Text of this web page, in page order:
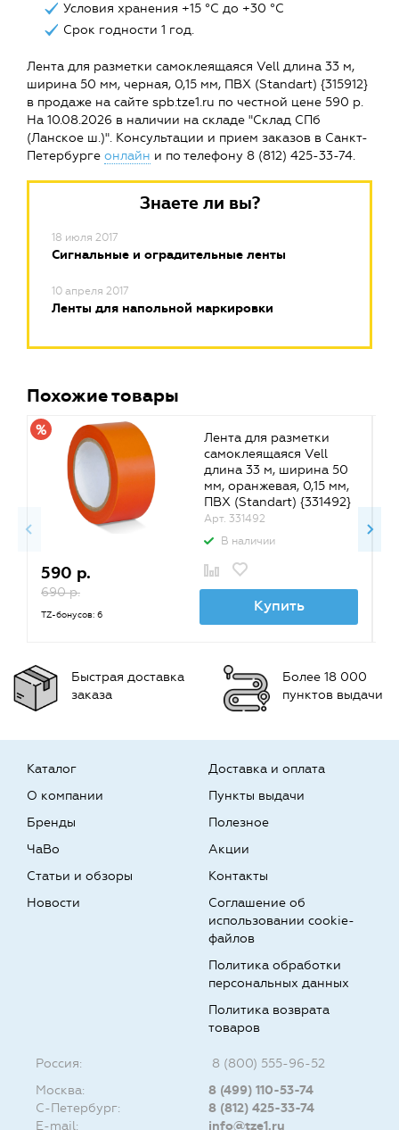
Условия хранения +15 °C до +30 °C
Срок годности 1 год.
Лента для разметки самоклеящаяся Vell длина 33 м,
ширина 50 мм, черная, 0,15 мм, ПВХ (Standart) {315912}
в продаже на сайте spb.tze1.ru по честной цене 590 р.
На 10.08.2026 в наличии на складе "Склад СПб
(Ланское ш.)". Консультации и прием заказов в Санкт-
Петербурге онлайн и по телефону 8 (812) 425-33-74.
Знаете ли вы?
18 июля 2017
Сигнальные и оградительные ленты
10 апреля 2017
Ленты для напольной маркировки
Похожие товары
Лента для разметки
самоклеящаяся Vell
длина 33 м, ширина 50
мм, оранжевая, 0,15 мм,
ПВХ (Standart) {331492}
Арт. 331492
В наличии
590 р.
690 р.
TZ-бонусов: 6
Купить
Быстрая доставка
заказа
Более 18 000
пунктов выдачи
Каталог
О компании
Бренды
Доставка и оплата
Пункты выдачи
Полезное
ЧаВо
Статьи и обзоры
Новости
Акции
Контакты
Соглашение об
использовании cookie-
файлов
Политика обработки
персональных данных
Политика возврата
товаров
Россия:
8 (800) 555-96-52
Москва:
8 (499) 110-53-74
С-Петербург:
8 (812) 425-33-74
E-mail:
info@tze1.ru